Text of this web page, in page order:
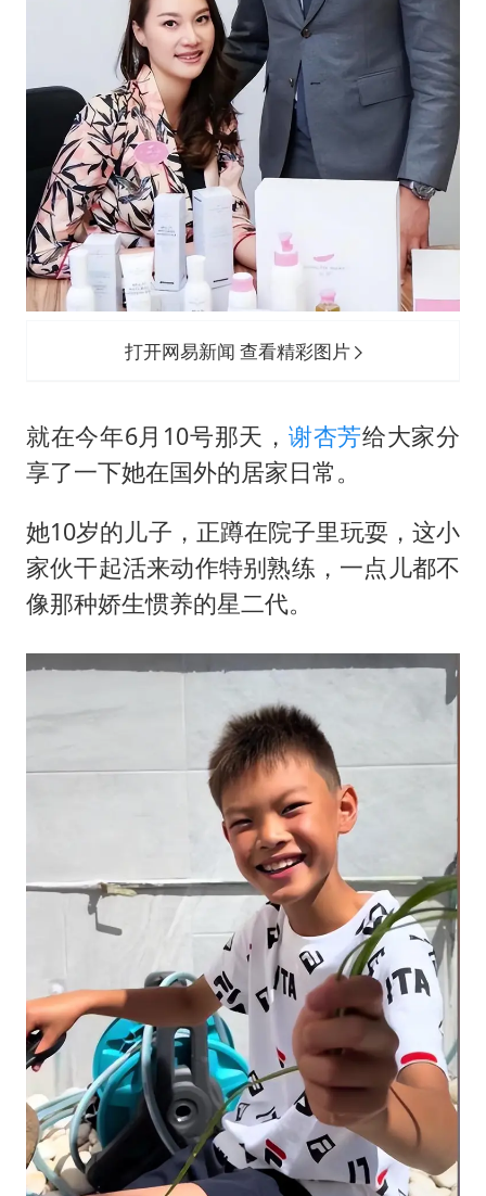
打开网易新闻 查看精彩图片
就在今年6月10号那天， 谢杏芳给大家分
享了一下她在国外的居家日常。
她10岁的儿子，正蹲在院子里玩耍，这小
家伙干起活来动作特别熟练，一点儿都不
像那种娇生惯养的星二代。